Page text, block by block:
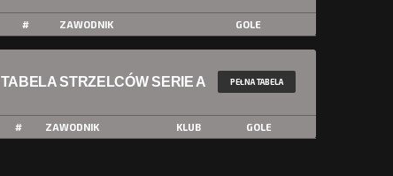
# ZAWODNIK GOLE
TABELA STRZELCÓW SERIE A PEŁNA TABELA
# ZAWODNIK KLUB GOLE